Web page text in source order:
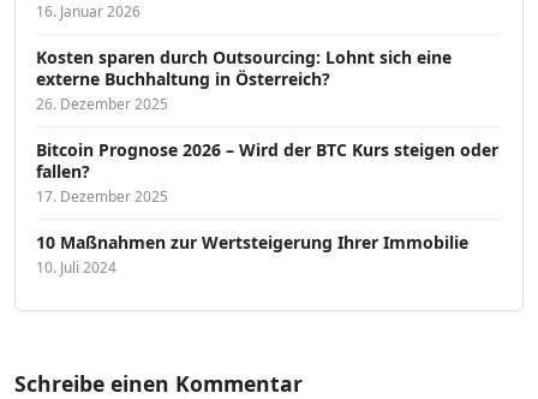
16. Januar 2026
Kosten sparen durch Outsourcing: Lohnt sich eine
externe Buchhaltung in Österreich?
26. Dezember 2025
Bitcoin Prognose 2026 – Wird der BTC Kurs steigen oder
fallen?
17. Dezember 2025
10 Maßnahmen zur Wertsteigerung Ihrer Immobilie
10. Juli 2024
Schreibe einen Kommentar